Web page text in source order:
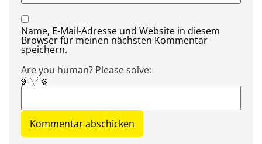
Name, E-Mail-Adresse und Website in diesem
Browser für meinen nächsten Kommentar
speichern.
Are you human? Please solve: